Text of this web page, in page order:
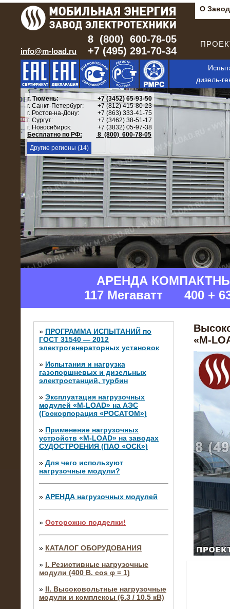
О
info@m-load.ru
8 (800) 600-78-05
+7 (495) 291-70-34
дизель-
г. Тюмень:
+7 (3452) 65-93-50
г. Санкт-Петербург:
+7 (812) 415-80-23
г. Ростов-на-Дону:
+7 (863) 333-41-75
г. Сургут:
+7 (3462) 38-51-17
г. Новосибирск:
+7 (3832) 05-97-38
Бесплатно по РФ:
8 (800) 600-78-05
Другие регионы (14)
АРЕНДА
117 Мегаватт 400 +
» ПРОГРАММА ИСПЫТАНИЙ по
ГОСТ 31540 — 2012
электрогенераторных установок
» Испытания и нагрузка
газопоршневых и дизельных
электростанций, турбин
» Эксплуатация нагрузочных
модулей «M-LOAD» на АЭС
(Госкорпорация «РОСАТОМ»)
» Применение нагрузочных
устройств «M-LOAD» на заводах
СУДОСТРОЕНИЯ (ПАО «ОСК»)
» Для чего используют
нагрузочные модули?
» АРЕНДА нагрузочных модулей
» Осторожно подделки!
» КАТАЛОГ ОБОРУДОВАНИЯ
» I. Резистивные нагрузочные
модули (400 В, cos φ = 1)
» II. Высоковольтные нагрузочные
модули и комплексы (6.3 / 10.5 кВ)
«M-